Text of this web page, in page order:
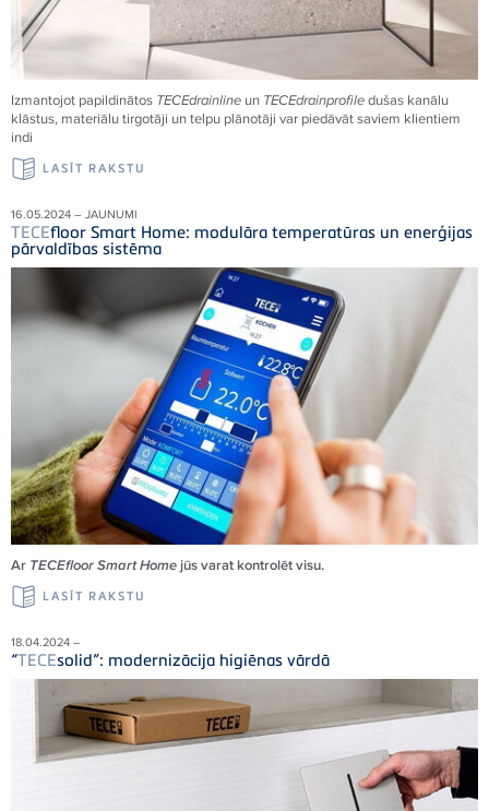
Izmantojot papildinātos TECEdrainline un TECEdrainprofiledušas kanālu
klāstus, materiālu tirgotāji un telpu plānotāji var piedāvāt saviem klientiem
indi
LASĪT RAKSTU
16.05.2024 – JAUNUMI
TECEfloor Smart Home: modulāra temperatūras un enerģijas
pārvaldības sistēma
Ar TECEfloor Smart Homejūs varat kontrolēt visu.
LASĪT RAKSTU
18.04.2024 –
“TECEsolid”: modernizācija higiēnas vārdā